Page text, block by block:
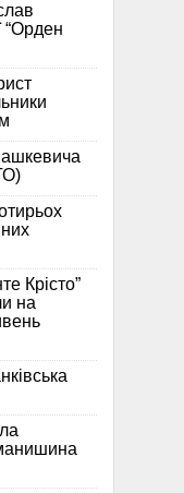
“Орден
Крісто”
на